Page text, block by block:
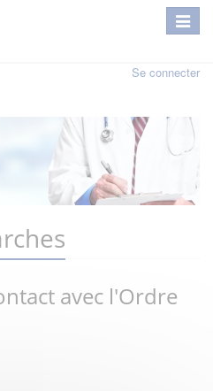
Se connecter
avec l'Ordre